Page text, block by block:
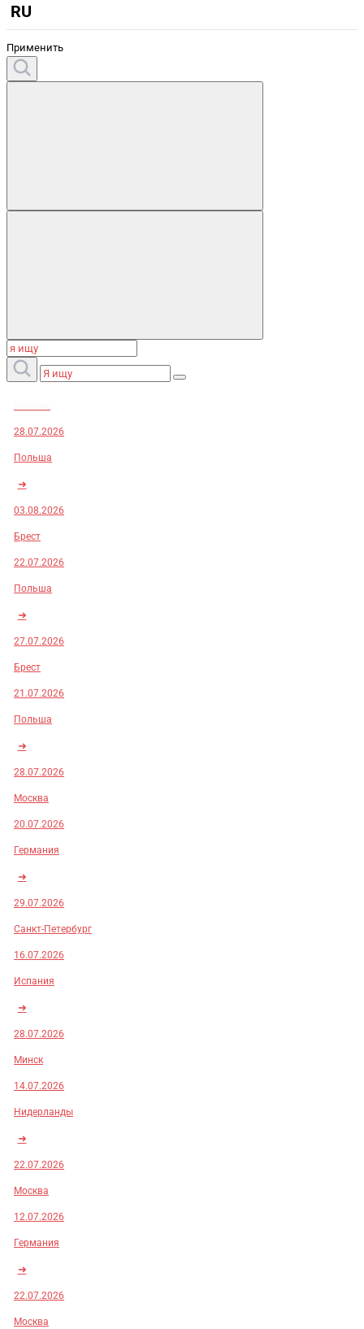
RU
Применить
28.07.2026
Польша
➜
03.08.2026
Брест
22.07.2026
Польша
➜
27.07.2026
Брест
21.07.2026
Польша
➜
28.07.2026
Москва
20.07.2026
Германия
➜
29.07.2026
Санкт-Петербург
16.07.2026
Испания
➜
28.07.2026
Минск
14.07.2026
Нидерланды
➜
22.07.2026
Москва
12.07.2026
Германия
➜
22.07.2026
Москва